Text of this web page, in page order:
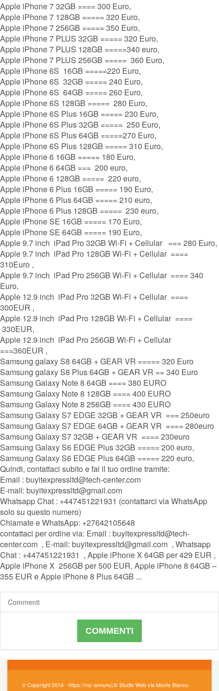
Apple iPhone 7 32GB ==== 300 Euro,
Apple iPhone 7 128GB ===== 320 Euro,
Apple iPhone 7 256GB ===== 350 Euro,
Apple iPhone 7 PLUS 32GB ===== 320 Euro,
Apple iPhone 7 PLUS 128GB =====340 euro,
Apple iPhone 7 PLUS 256GB ===== 360 Euro,
Apple iPhone 6S 16GB =====220 Euro,
Apple iPhone 6S 32GB ===== 240 Euro,
Apple iPhone 6S 64GB ===== 260 Euro,
Apple iPhone 6S 128GB ===== 280 Euro,
Apple iPhone 6S Plus 16GB ===== 230 Euro,
Apple iPhone 6S Plus 32GB ===== 250 Euro,
Apple iPhone 6S Plus 64GB =====270 Euro,
Apple iPhone 6S Plus 128GB ===== 310 Euro,
Apple iPhone 6 16GB ===== 180 Euro,
Apple iPhone 6 64GB === 200 euro,
Apple iPhone 6 128GB ===== 220 euro,
Apple iPhone 6 Plus 16GB ===== 190 Euro,
Apple iPhone 6 Plus 64GB ===== 210 euro,
Apple iPhone 6 Plus 128GB ===== 230 euro,
Apple iPhone SE 16GB ===== 170 Euro,
Apple iPhone SE 64GB ===== 190 Euro,
Apple 9.7 inch iPad Pro 32GB Wi-Fi + Cellular === 280 Euro,
Apple 9.7 inch iPad Pro 128GB Wi-Fi + Cellular ====
310Euro ,
Apple 9.7 inch iPad Pro 256GB Wi-Fi + Cellular ==== 340
Euro,
Apple 12.9 inch iPad Pro 32GB Wi-Fi + Cellular ====
300EUR ,
Apple 12.9 inch iPad Pro 128GB Wi-Fi + Cellular ====
330EUR,
Apple 12.9 inch iPad Pro 256GB Wi-Fi + Cellular
===360EUR ,
Samsung galaxy S8 64GB + GEAR VR ===== 320 Euro
Samsung galaxy S8 Plus 64GB + GEAR VR == 340 Euro
Samsung Galaxy Note 8 64GB ==== 380 EURO
Samsung Galaxy Note 8 128GB ==== 400 EURO
Samsung Galaxy Note 8 256GB ==== 430 EURO
​Samsung Galaxy S7 EDGE 32GB + GEAR VR === 250euro
​Samsung Galaxy S7 EDGE 64GB + GEAR VR ==== 280euro
Samsung Galaxy S7 32GB + GEAR VR ==== 230euro
Samsung Galaxy S6 EDGE Plus 32GB ===== 200 euro,
Samsung Galaxy S6 EDGE Plus 64GB ===== 220 euro,
Quindi, contattaci subito e fai il tuo ordine tramite:
Email : buyitexpressltd@tech-center.com
E-mail: buyitexpressltd@gmail.com
Whatsapp Chat : +447451221931 (contattarci via WhatsApp
solo su questo numero)
Chiamate e WhatsApp: +27642105648
contattaci per ordine via: Email : buyitexpressltd@tech-
center.com , E-mail: buyitexpressltd@gmail.com , Whatsapp
Chat : +447451221931 , Apple iPhone X 64GB per 429 EUR ,
Apple iPhone X 256GB per 500 EUR, Apple iPhone 8 64GB –
355 EUR e Apple iPhone 8 Plus 64GB ...
Commenti
COMMENTI
© Copyright 2014 - https://my-annunci.it/ Studio Web via Monte Bianco